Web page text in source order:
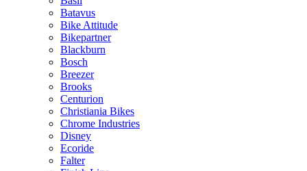
Batavus
Bike Attitude
Bikepartner
Blackburn
Bosch
Breezer
Brooks
Centurion
Christiania Bikes
Chrome Industries
Disney
Ecoride
Falter